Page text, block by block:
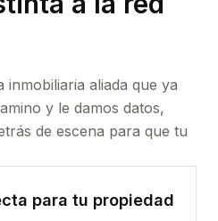
inmobiliaria aliada que ya
y le damos datos,
de escena para que tu
para tu propiedad